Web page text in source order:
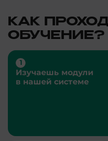
КАК
ОБУЧЕНИЕ?
Изучаешь модули
в нашей системе